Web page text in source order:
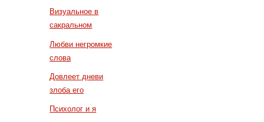
Визуальное в
сакральном
Любви негромкие
слова
Довлеет дневи
злоба его
Психолог и я